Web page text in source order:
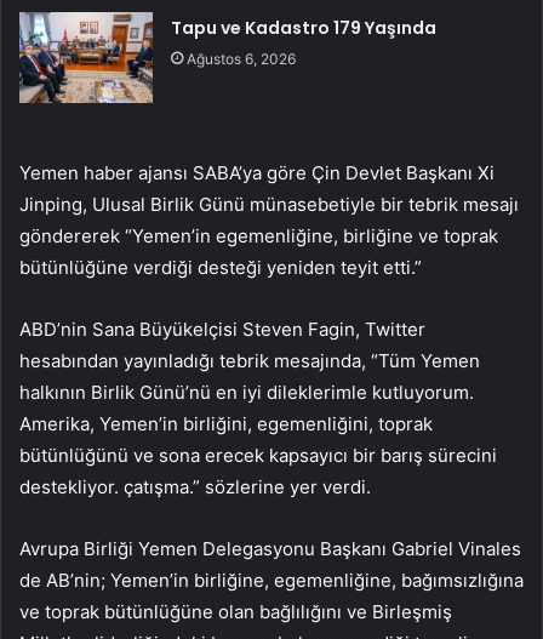
Tapu ve Kadastro 179 Yaşında
Ağustos 6, 2026
Yemen haber ajansı SABA’ya göre Çin Devlet Başkanı Xi
Jinping, Ulusal Birlik Günü münasebetiyle bir tebrik mesajı
göndererek “Yemen’in egemenliğine, birliğine ve toprak
bütünlüğüne verdiği desteği yeniden teyit etti.”
ABD’nin Sana Büyükelçisi Steven Fagin, Twitter
hesabından yayınladığı tebrik mesajında, “Tüm Yemen
halkının Birlik Günü’nü en iyi dileklerimle kutluyorum.
Amerika, Yemen’in birliğini, egemenliğini, toprak
bütünlüğünü ve sona erecek kapsayıcı bir barış sürecini
destekliyor. çatışma.” sözlerine yer verdi.
Avrupa Birliği Yemen Delegasyonu Başkanı Gabriel Vinales
de AB’nin; Yemen’in birliğine, egemenliğine, bağımsızlığına
ve toprak bütünlüğüne olan bağlılığını ve Birleşmiş